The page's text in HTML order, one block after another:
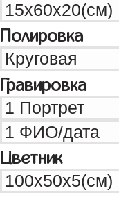
Полировка
Гравировка
Цветник